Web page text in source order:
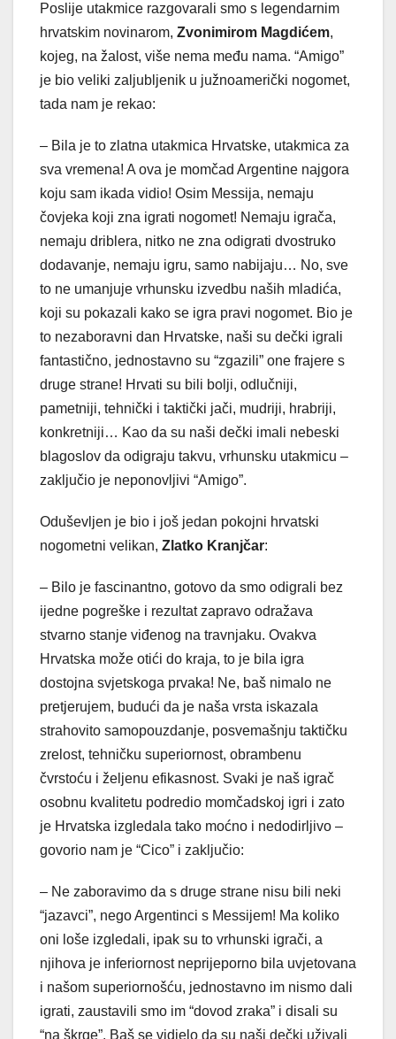
Poslije utakmice razgovarali smo s legendarnim
hrvatskim novinarom, Zvonimirom Magdićem,
kojeg, na žalost, više nema među nama. “Amigo”
je bio veliki zaljubljenik u južnoamerički nogomet,
tada nam je rekao:
– Bila je to zlatna utakmica Hrvatske, utakmica za
sva vremena! A ova je momčad Argentine najgora
koju sam ikada vidio! Osim Messija, nemaju
čovjeka koji zna igrati nogomet! Nemaju igrača,
nemaju driblera, nitko ne zna odigrati dvostruko
dodavanje, nemaju igru, samo nabijaju… No, sve
to ne umanjuje vrhunsku izvedbu naših mladića,
koji su pokazali kako se igra pravi nogomet. Bio je
to nezaboravni dan Hrvatske, naši su dečki igrali
fantastično, jednostavno su “zgazili” one frajere s
druge strane! Hrvati su bili bolji, odlučniji,
pametniji, tehnički i taktički jači, mudriji, hrabriji,
konkretniji… Kao da su naši dečki imali nebeski
blagoslov da odigraju takvu, vrhunsku utakmicu –
zaključio je neponovljivi “Amigo”.
Oduševljen je bio i još jedan pokojni hrvatski
nogometni velikan, Zlatko Kranjčar:
– Bilo je fascinantno, gotovo da smo odigrali bez
ijedne pogreške i rezultat zapravo odražava
stvarno stanje viđenog na travnjaku. Ovakva
Hrvatska može otići do kraja, to je bila igra
dostojna svjetskoga prvaka! Ne, baš nimalo ne
pretjerujem, budući da je naša vrsta iskazala
strahovito samopouzdanje, posvemašnju taktičku
zrelost, tehničku superiornost, obrambenu
čvrstoću i željenu efikasnost. Svaki je naš igrač
osobnu kvalitetu podredio momčadskoj igri i zato
je Hrvatska izgledala tako moćno i nedodirljivo –
govorio nam je “Cico” i zaključio:
– Ne zaboravimo da s druge strane nisu bili neki
“jazavci”, nego Argentinci s Messijem! Ma koliko
oni loše izgledali, ipak su to vrhunski igrači, a
njihova je inferiornost neprijeporno bila uvjetovana
i našom superiornošću, jednostavno im nismo dali
igrati, zaustavili smo im “dovod zraka” i disali su
“na škrge”. Baš se vidjelo da su naši dečki uživali